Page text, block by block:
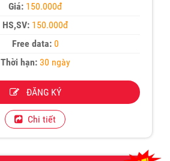
Giá: 150.000đ
HS,SV: 150.000đ
Free data: 0
Thời hạn:30 ngày
ĐĂNG KÝ
Chi tiết